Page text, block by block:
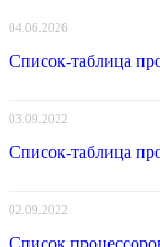
04.06.2026
Список-таблица
03.09.2022
Список-таблица
02.09.2022
Список